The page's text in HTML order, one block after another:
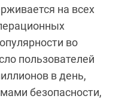
на всех
во
пользователей
в день,
безопасности,